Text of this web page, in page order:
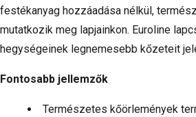
festékanyag hozzáadása nélkül,
mutatkozik meg lapjainkon. Euroline
hegységeinek legnemesebb kőzeteit
Fontosabb jellemzők
Természetes kőörlemények